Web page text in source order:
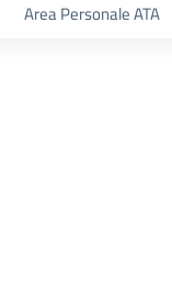
Area Personale ATA